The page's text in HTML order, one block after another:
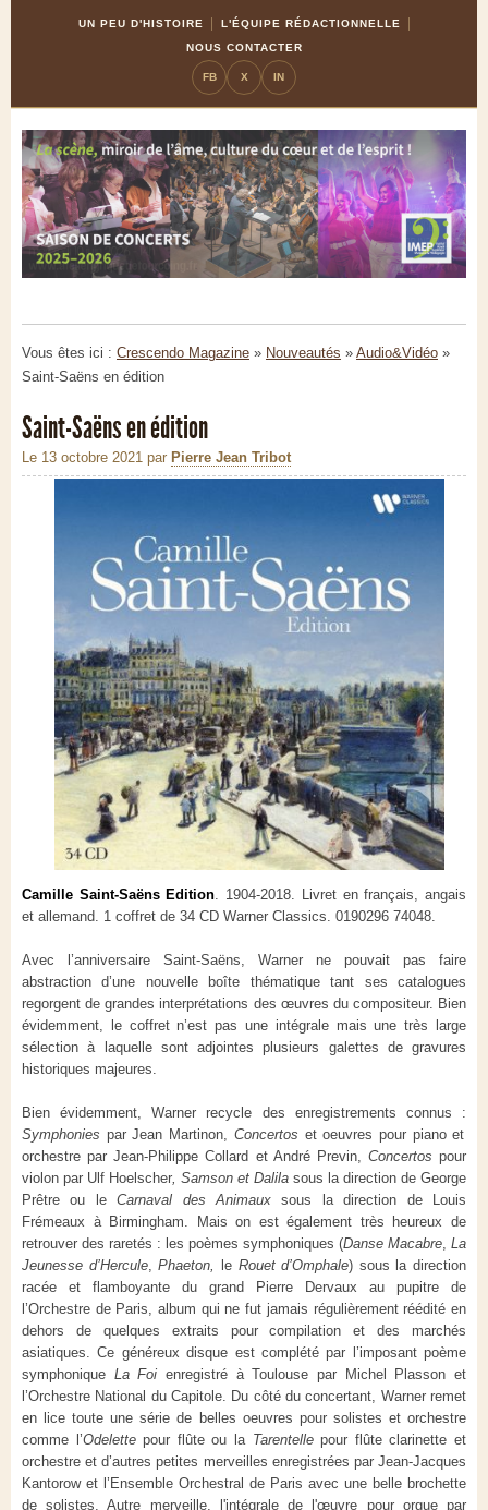
UN PEU D'HISTOIRE
L'ÉQUIPE RÉDACTIONNELLE
NOUS CONTACTER
FB X IN
Vous êtes ici : Crescendo Magazine » Nouveautés » Audio&Vidéo »
Saint-Saëns en édition
Saint-Saëns en édition
Le 13 octobre 2021 par Pierre Jean Tribot
Camille Saint-Saëns Edition . 1904-2018. Livret en français, angais
et allemand. 1 coffret de 34 CD Warner Classics. 0190296 74048.
Avec l’anniversaire Saint-Saëns, Warner ne pouvait pas faire
abstraction d’une nouvelle boîte thématique tant ses catalogues
regorgent de grandes interprétations des œuvres du compositeur. Bien
évidemment, le coffret n’est pas une intégrale mais une très large
sélection à laquelle sont adjointes plusieurs galettes de gravures
historiques majeures.
Bien évidemment, Warner recycle des enregistrements connus :
Symphonies par Jean Martinon, Concertos et oeuvres pour piano et
orchestre par Jean-Philippe Collard et André Previn, Concertos pour
violon par Ulf Hoelscher , Samson et Dalila sous la direction de George
Prêtre ou leCarnaval des Animaux sous la direction de Louis
Frémeaux à Birmingham. Mais on est également très heureux de
retrouver des raretés : les poèmes symphoniques (Danse Macabre La
Jeunesse d’Hercule,Phaeton, le Rouet d’Omphale) sous la direction
racée et flamboyante du grand Pierre Dervaux au pupitre de
l’Orchestre de Paris, album qui ne fut jamais régulièrement réédité en
dehors de quelques extraits pour compilation et des marchés
asiatiques. Ce généreux disque est complété par l’imposant poème
symphonique La Foienregistré à Toulouse par Michel Plasson et
l’Orchestre National du Capitole. Du côté du concertant, Warner remet
en lice toute une série de belles oeuvres pour solistes et orchestre
comme l’Odelettepour flûte ou la Tarentellepour flûte clarinette et
orchestre et d’autres petites merveilles enregistrées par Jean-Jacques
Kantorow et l’Ensemble Orchestral de Paris avec une belle brochette
de solistes. Autre merveille, l'intégrale de l'œuvre pour orgue par